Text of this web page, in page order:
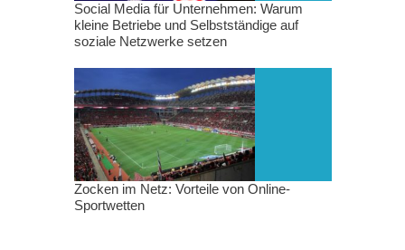
Social Media für Unternehmen: Warum
kleine Betriebe und Selbstständige auf
soziale Netzwerke setzen
Zocken im Netz: Vorteile von Online-
Sportwetten